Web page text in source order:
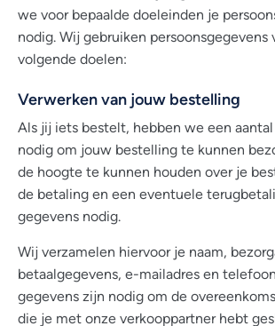
we voor bepaalde doeleinden je
nodig. Wij gebruiken persoonsgegevens
volgende doelen:
Verwerken van jouw bestelling
Als jij iets bestelt, hebben we een
nodig om jouw bestelling te kunnen
de hoogte te kunnen houden over je
de betaling en een eventuele
gegevens nodig.
Wij verzamelen hiervoor je naam,
betaalgegevens, e-mailadres en
gegevens zijn nodig om de
die je met onze verkooppartner hebt